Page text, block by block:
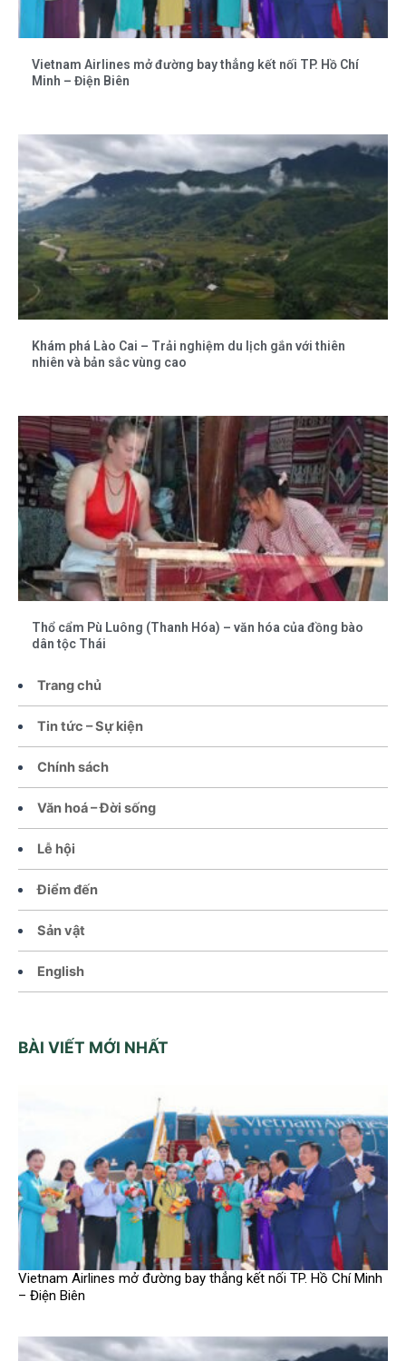
Trang chủ
Tin tức – Sự kiện
Chính sách
Văn hoá – Đời sống
Lễ hội
Điểm đến
Sản vật
English
BÀI VIẾT MỚI NHẤT
Vietnam Airlines mở đường bay thẳng kết nối TP. Hồ Chí Minh
– Điện Biên
Vietnam Airlines mở đường bay thẳng kết nối TP. Hồ Chí
Minh – Điện Biên
Khám phá Lào Cai – Trải nghiệm du lịch gắn với thiên
nhiên và bản sắc vùng cao
Thổ cẩm Pù Luông (Thanh Hóa) – văn hóa của đồng bào
dân tộc Thái